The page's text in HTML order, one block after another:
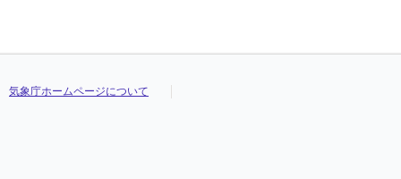
気象庁ホームページについて